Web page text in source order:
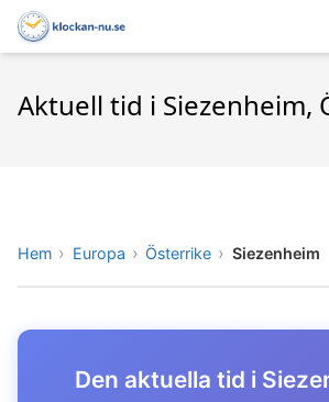
Aktuell tid i Siezenheim,
Hem Europa Österrike Siezenheim
Den aktuella tid i